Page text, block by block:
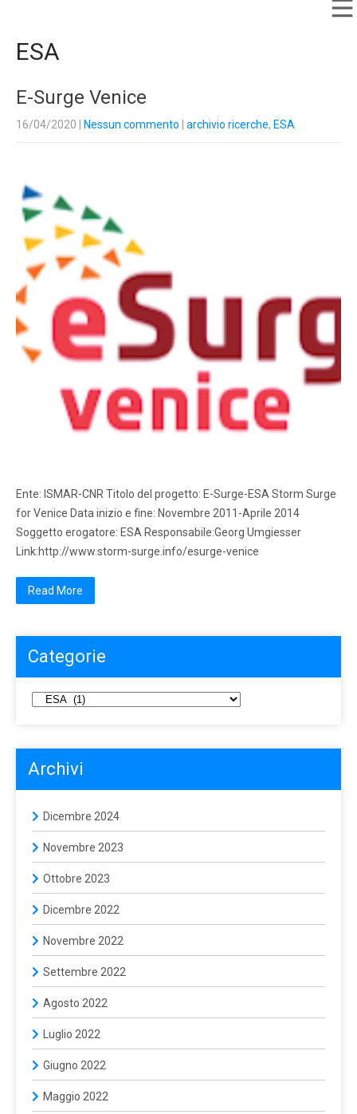
ESA
E-Surge Venice
16/04/2020 Nessun commento archivio ricerche, ESA
Ente: ISMAR-CNR Titolo del progetto: E-Surge-ESA Storm Surge
for Venice Data inizio e fine: Novembre 2011-Aprile 2014
Soggetto erogatore: ESA Responsabile:Georg Umgiesser
Link:http://www.storm-surge.info/esurge-venice
Read More
Categorie
Archivi
Dicembre 2024
Novembre 2023
Ottobre 2023
Dicembre 2022
Novembre 2022
Settembre 2022
Agosto 2022
Luglio 2022
Giugno 2022
Maggio 2022